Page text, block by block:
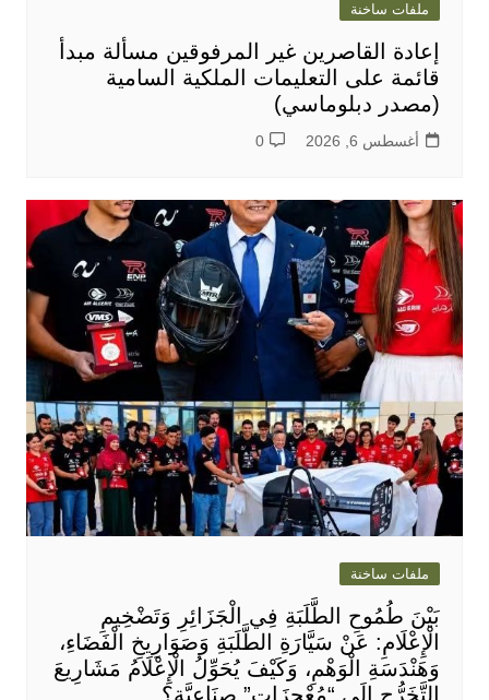
ملفات ساخنة
إعادة القاصرين غير المرفوقين مسألة مبدأ
قائمة على التعليمات الملكية السامية
(مصدر دبلوماسي)
أغسطس 6, 2026 0
ملفات ساخنة
بَيْنَ طُمُوحِ الطَّلَبَةِ فِي الْجَزَائِرِ وَتَضْخِيمِ
الْإِعْلَامِ: عَنْ سَيَّارَةِ الطَّلَبَةِ وَصَوَارِيخِ الْفَضَاءِ،
وَهَنْدَسَةِ الْوَهْمِ، وَكَيْفَ يُحَوِّلُ الْإِعْلَامُ مَشَارِيعَ
التَّخَرُّجِ إِلَى “مُعْجِزَاتٍ” صِنَاعِيَّةٍ؟